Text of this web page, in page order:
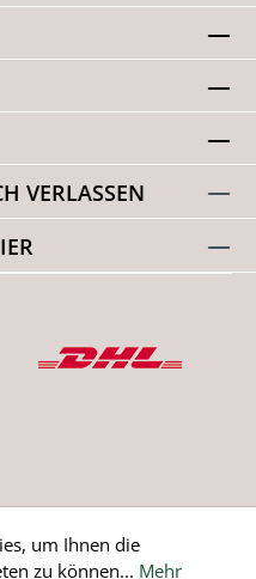
VERLASSEN
um Ihnen die
zu können... Mehr